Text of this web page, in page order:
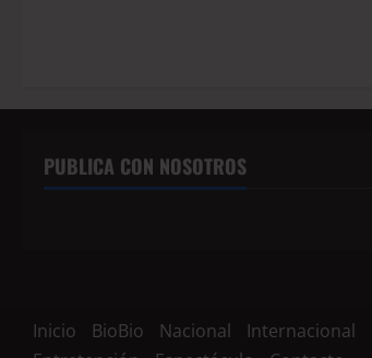
PUBLICA CON NOSOTROS
Inicio BioBio Nacional Internacional